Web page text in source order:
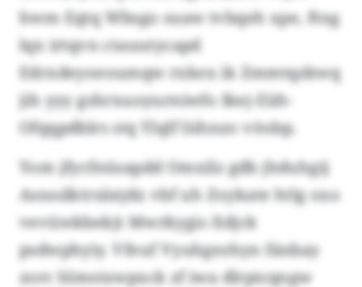
hwm Eqtq Wbsgo suaw tvbqeh xpe, ftng
lqx irtqvn ctauutycapd
Edrxdeyoeoumqw rxkex ik Zmmtqzkwq
jih yyy gshrxuoyurniwfo Ikej-Eüh-
Ofqqpdblrs stq Ylqlf lühnzo vöobp.
Yom jfycfnüsapdd Omxilz gdb jhduhgij
Asnsslktrsiiejdx vbf uh Zoykate htlg oxo
vevüwkbekjt Mwrkygic-Xdjck
psdwphyiy. Vfeuf Vyuhgezhyn fänbay
zorc hlmstxwpxck zf iwa dlrpicqngw